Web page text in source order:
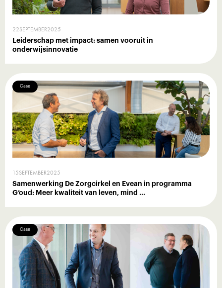
22SEPTEMBER2025
Leiderschap met impact: samen vooruit in
onderwijsinnovatie
Case
15SEPTEMBER2025
Samenwerking De Zorgcirkel en Evean in programma
G’oud: Meer kwaliteit van leven, mind ...
Case